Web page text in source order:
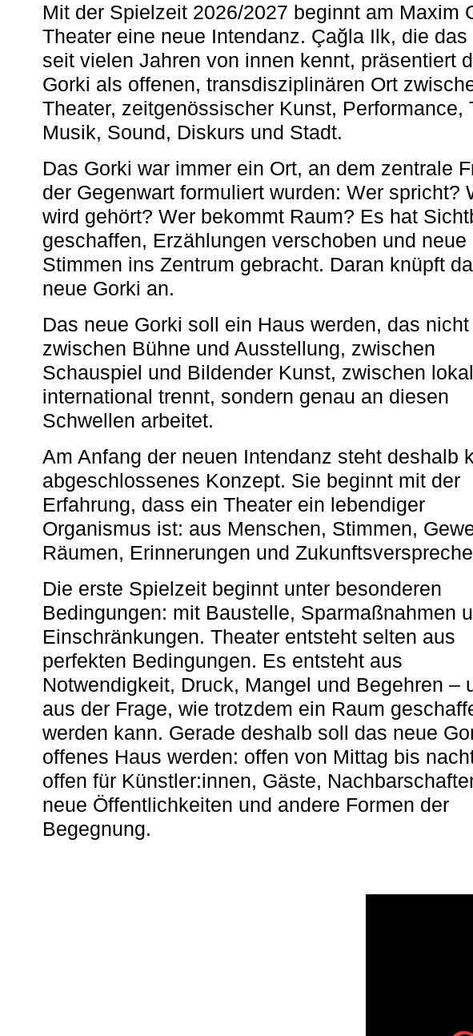
Mit der Spielzeit 2026/2027 beginnt am Maxim
Theater eine neue Intendanz. Çağla Ilk, die das
seit vielen Jahren von innen kennt, präsentiert
Gorki als offenen, transdisziplinären Ort
Theater, zeitgenössischer Kunst, Performance,
Musik, Sound, Diskurs und Stadt.
Das Gorki war immer ein Ort, an dem zentrale
der Gegenwart formuliert wurden: Wer spricht?
wird gehört? Wer bekommt Raum? Es hat
geschaffen, Erzählungen verschoben und neue
Stimmen ins Zentrum gebracht. Daran knüpft
neue Gorki an.
Das neue Gorki soll ein Haus werden, das nicht
zwischen Bühne und Ausstellung, zwischen
Schauspiel und Bildender Kunst, zwischen
international trennt, sondern genau an diesen
Schwellen arbeitet.
Am Anfang der neuen Intendanz steht deshalb
abgeschlossenes Konzept. Sie beginnt mit der
Erfahrung, dass ein Theater ein lebendiger
Organismus ist: aus Menschen, Stimmen,
Räumen, Erinnerungen und
Die erste Spielzeit beginnt unter besonderen
Bedingungen: mit Baustelle, Sparmaßnahmen
Einschränkungen. Theater entsteht selten aus
perfekten Bedingungen. Es entsteht aus
Notwendigkeit, Druck, Mangel und Begehren –
aus der Frage, wie trotzdem ein Raum
werden kann. Gerade deshalb soll das neue
offenes Haus werden: offen von Mittag bis
offen für Künstler:innen, Gäste,
neue Öffentlichkeiten und andere Formen der
Begegnung.